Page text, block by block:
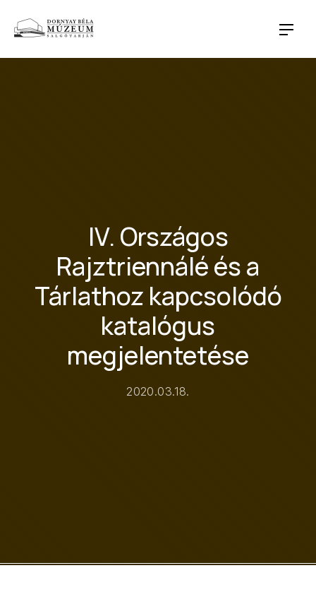
IV. Országos
Rajztriennálé és a
Tárlathoz kapcsolódó
katalógus
megjelentetése
2020.03.18.